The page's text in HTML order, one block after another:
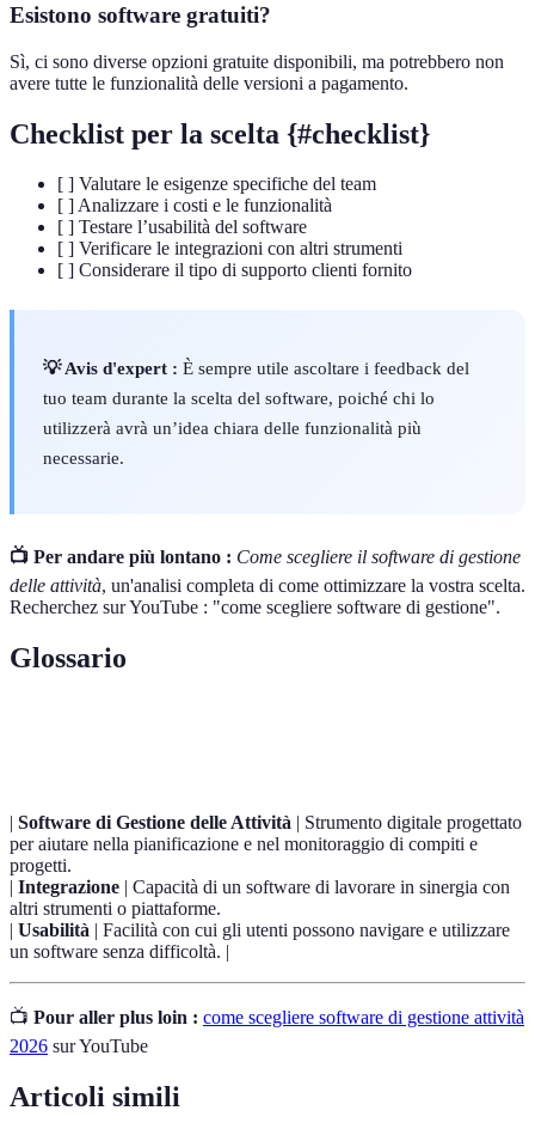
Esistono software gratuiti?
Sì, ci sono diverse opzioni gratuite disponibili, ma potrebbero non
avere tutte le funzionalità delle versioni a pagamento.
Checklist per la scelta {#checklist}
[ ] Valutare le esigenze specifiche del team
[ ] Analizzare i costi e le funzionalità
[ ] Testare l’usabilità del software
[ ] Verificare le integrazioni con altri strumenti
[ ] Considerare il tipo di supporto clienti fornito
💡 Avis d'expert : È sempre utile ascoltare i feedback del
tuo team durante la scelta del software, poiché chi lo
utilizzerà avrà un’idea chiara delle funzionalità più
necessarie.
📺 Per andare più lontano : Come scegliere il software di gestione
delle attività, un'analisi completa di come ottimizzare la vostra scelta.
Recherchez sur YouTube : "come scegliere software di gestione".
Glossario
| Software di Gestione delle Attività | Strumento digitale progettato
per aiutare nella pianificazione e nel monitoraggio di compiti e
progetti.
| Integrazione | Capacità di un software di lavorare in sinergia con
altri strumenti o piattaforme.
| Usabilità | Facilità con cui gli utenti possono navigare e utilizzare
un software senza difficoltà. |
📺 Pour aller plus loin : come scegliere software di gestione attività
2026 sur YouTube
Articoli simili